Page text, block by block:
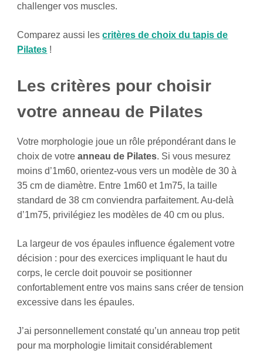
challenger vos muscles.
Comparez aussi lescritères de choix du tapis de
Pilates !
Les critères pour choisir
votre anneau de Pilates
Votre morphologie joue un rôle prépondérant dans le
choix de votreanneau de Pilates. Si vous mesurez
moins d’1m60, orientez-vous vers un modèle de 30 à
35 cm de diamètre. Entre 1m60 et 1m75, la taille
standard de 38 cm conviendra parfaitement. Au-delà
d’1m75, privilégiez les modèles de 40 cm ou plus.
La largeur de vos épaules influence également votre
décision : pour des exercices impliquant le haut du
corps, le cercle doit pouvoir se positionner
confortablement entre vos mains sans créer de tension
excessive dans les épaules.
J’ai personnellement constaté qu’un anneau trop petit
pour ma morphologie limitait considérablement